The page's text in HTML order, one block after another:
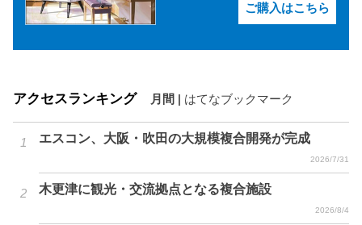
ご購入はこちら
アクセスランキング 月間 | はてなブックマーク
エスコン、大阪・吹田の大規模複合開発が完成
2026/7/31
木更津に観光・交流拠点となる複合施設
2026/8/4